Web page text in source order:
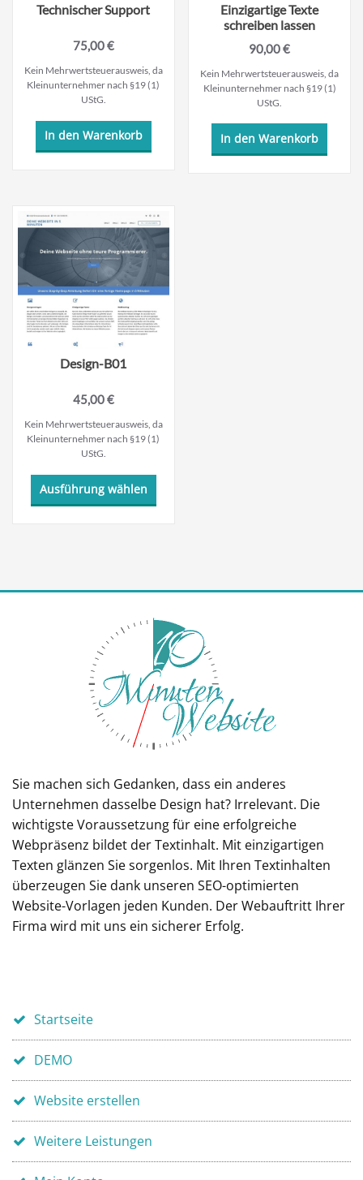
Technischer Support
75,00€
Kein Mehrwertsteuerausweis, da
Kleinunternehmer nach §19 (1)
UStG.
In den Warenkorb
Einzigartige Texte
schreiben lassen
90,00€
Kein Mehrwertsteuerausweis, da
Kleinunternehmer nach §19 (1)
UStG.
In den Warenkorb
Design-B01
45,00€
Kein Mehrwertsteuerausweis, da
Kleinunternehmer nach §19 (1)
UStG.
Ausführung wählen
Dieses
weist
Optionen
der
Produktseite
gewählt
werden
Sie machen sich Gedanken, dass ein anderes
Unternehmen dasselbe Design hat? Irrelevant. Die
wichtigste Voraussetzung für eine erfolgreiche
Webpräsenz bildet der Textinhalt. Mit einzigartigen
Texten glänzen Sie sorgenlos. Mit Ihren Textinhalten
überzeugen Sie dank unseren SEO-optimierten
Website-Vorlagen jeden Kunden. Der Webauftritt Ihrer
Firma wird mit uns ein sicherer Erfolg.
Startseite
DEMO
Website erstellen
Weitere Leistungen